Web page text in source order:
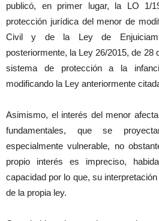
publicó, en primer lugar, la LO 1/
protección jurídica del menor de
Civil y de la Ley de
posteriormente, la Ley 26/2015, de 28
sistema de protección a la
modificando la Ley anteriormente
Asimismo, el interés del menor
fundamentales, que se
especialmente vulnerable, no
propio interés es impreciso,
capacidad por lo que, su
de la propia ley.